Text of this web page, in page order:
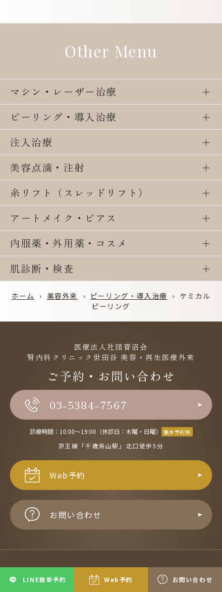
LINE簡単予約 Web予約 お問い合わせ
Other Menu
マシン・レーザー治療
ピーリング・導入治療
注入治療
美容点滴・注射
糸リフト（スレッドリフト）
アートメイク・ピアス
内服薬・外用薬・コスメ
肌診断・検査
ホーム › 美容外来 › ピーリング・導入治療 ›
ケミカル
ピーリング
医療法人社団菅沼会
腎内科クリニック世田谷 美容・再生医療外来
ご予約・お問い合わせ
03-5384-7567
診療時間：10:00〜19:00（休診日：木曜・日曜） 基本予約制
京王線「千歳烏山駅」北口徒歩5分
Web予約
お問い合わせ
ホーム
お知らせ一覧